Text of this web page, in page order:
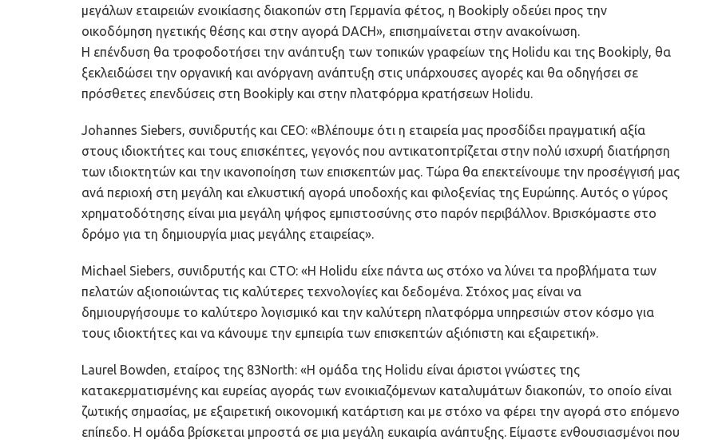
μεγάλων εταιρειών ενοικίασης διακοπών στη Γερμανία φέτος, η Bookiply οδεύει προς την
οικοδόμηση ηγετικής θέσης και στην αγορά DACH», επισημαίνεται στην ανακοίνωση.
Η επένδυση θα τροφοδοτήσει την ανάπτυξη των τοπικών γραφείων της Holidu και της Bookiply, θα
ξεκλειδώσει την οργανική και ανόργανη ανάπτυξη στις υπάρχουσες αγορές και θα οδηγήσει σε
πρόσθετες επενδύσεις στη Bookiply και στην πλατφόρμα κρατήσεων Holidu.
Johannes Siebers, συνιδρυτής και CEO: «Βλέπουμε ότι η εταιρεία μας προσδίδει πραγματική αξία
στους ιδιοκτήτες και τους επισκέπτες, γεγονός που αντικατοπτρίζεται στην πολύ ισχυρή διατήρηση
των ιδιοκτητών και την ικανοποίηση των επισκεπτών μας. Τώρα θα επεκτείνουμε την προσέγγισή μας
ανά περιοχή στη μεγάλη και ελκυστική αγορά υποδοχής και φιλοξενίας της Ευρώπης. Αυτός ο γύρος
χρηματοδότησης είναι μια μεγάλη ψήφος εμπιστοσύνης στο παρόν περιβάλλον. Βρισκόμαστε στο
δρόμο για τη δημιουργία μιας μεγάλης εταιρείας».
Michael Siebers, συνιδρυτής και CTO: «Η Holidu είχε πάντα ως στόχο να λύνει τα προβλήματα των
πελατών αξιοποιώντας τις καλύτερες τεχνολογίες και δεδομένα. Στόχος μας είναι να
δημιουργήσουμε το καλύτερο λογισμικό και την καλύτερη πλατφόρμα υπηρεσιών στον κόσμο για
τους ιδιοκτήτες και να κάνουμε την εμπειρία των επισκεπτών αξιόπιστη και εξαιρετική».
Laurel Bowden, εταίρος της 83North: «Η ομάδα της Holidu είναι άριστοι γνώστες της
κατακερματισμένης και ευρείας αγοράς των ενοικιαζόμενων καταλυμάτων διακοπών, το οποίο είναι
ζωτικής σημασίας, με εξαιρετική οικονομική κατάρτιση και με στόχο να φέρει την αγορά στο επόμενο
επίπεδο. Η ομάδα βρίσκεται μπροστά σε μια μεγάλη ευκαιρία ανάπτυξης. Είμαστε ενθουσιασμένοι που